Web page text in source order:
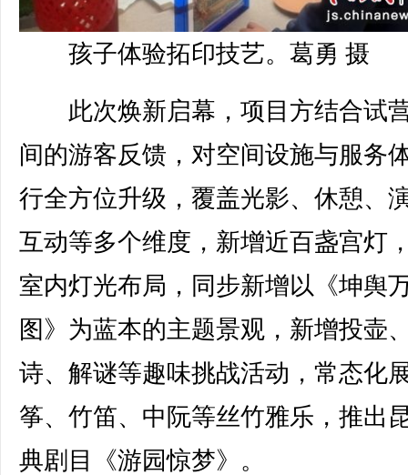
孩子体验拓印技艺。葛勇 摄
此次焕新启幕，项目方结合试
间的游客反馈，对空间设施与服务
行全方位升级，覆盖光影、休憩、
互动等多个维度，新增近百盏宫灯
室内灯光布局，同步新增以《坤舆
图》为蓝本的主题景观，新增投壶
诗、解谜等趣味挑战活动，常态化
筝、竹笛、中阮等丝竹雅乐，推出
典剧目《游园惊梦》。